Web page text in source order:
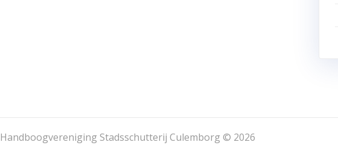
Handboogvereniging Stadsschutterij Culemborg © 2026